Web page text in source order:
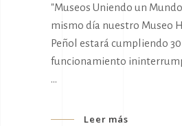
"Museos Uniendo un
mismo día nuestro Museo
Peñol estará cumpliendo
funcionamiento
Leer más